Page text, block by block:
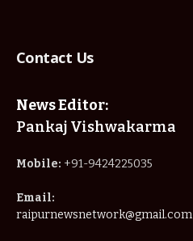
Contact Us
News Editor:
Pankaj Vishwakarma
Mobile: +91-9424225035
Email:
raipurnewsnetwork@gmail.com